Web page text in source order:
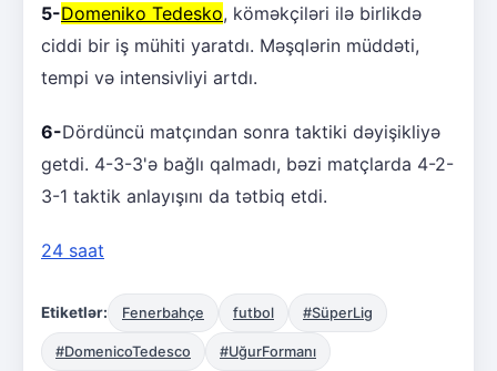
5-Domeniko Tedesko, köməkçiləri ilə birlikdə
ciddi bir iş mühiti yaratdı. Məşqlərin müddəti,
tempi və intensivliyi artdı.
6-Dördüncü matçından sonra taktiki dəyişikliyə
getdi. 4-3-3'ə bağlı qalmadı, bəzi matçlarda 4-2-
3-1 taktik anlayışını da tətbiq etdi.
24 saat
Etiketlər: Fenerbahçe futbol #SüperLig
#DomenicoTedesco #UğurFormanı